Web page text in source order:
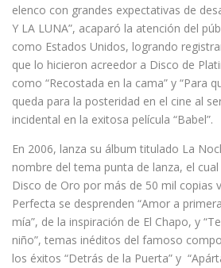
elenco con grandes expectativas de
Y LA LUNA”, acaparó la atención del
como Estados Unidos, logrando
que lo hicieron acreedor a Disco de
como “Recostada en la cama” y “Para
queda para la posteridad en el cine al
incidental en la exitosa película “Babel”.
En 2006, lanza su álbum titulado La
nombre del tema punta de lanza, el
Disco de Oro por más de 50 mil copias
Perfecta se desprenden “Amor a
mía”, de la inspiración de El Chapo, y
niño”, temas inéditos del famoso
los éxitos “Detrás de la Puerta” y